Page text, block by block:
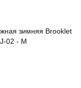
зимняя Brooklet
02 - M